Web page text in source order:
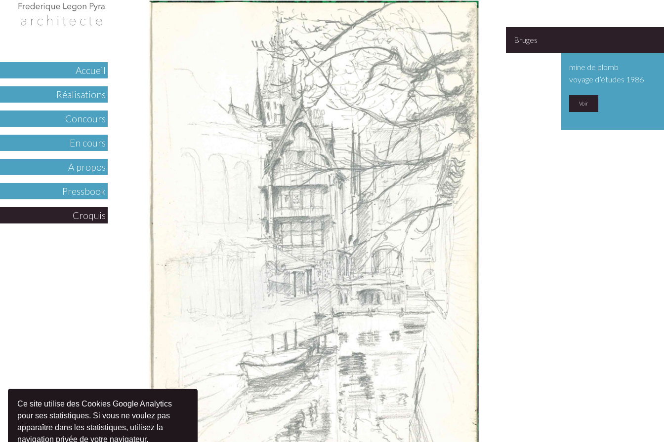
Ce site utilise des Cookies Google Analytics
pour ses statistiques. Si vous ne voulez pas
apparaître dans les statistiques, utilisez la
navigation privée de votre navigateur.
Bruges
mine de plomb
voyage d’études 1986
Voir
Accueil
Réalisations
Concours
En cours
A propos
Pressbook
Croquis